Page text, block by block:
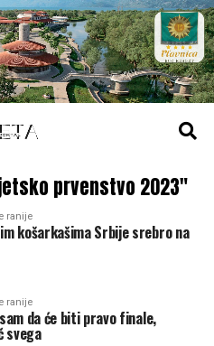
prvenstvo 2023"
ranije
košarkašima Srbije srebro na
ranije
da će biti pravo finale,
svega